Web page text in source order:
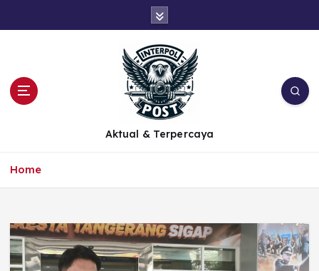
Aktual & Terpercaya
Home